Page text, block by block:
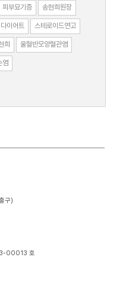
피부묘기증 송현희원장
다이어트 스테로이드연고
희 울혈반모양혈관염
염
구)
00013 호